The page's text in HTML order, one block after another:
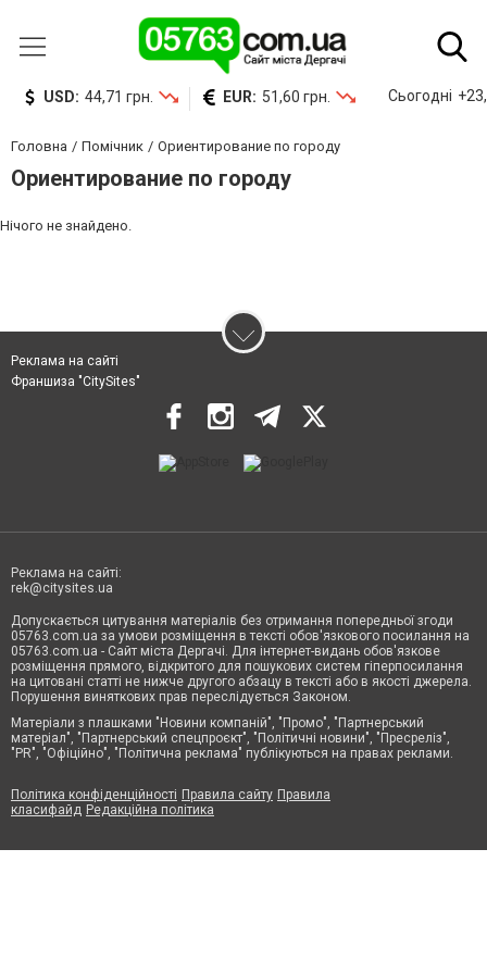
USD: 44,71 грн. EUR: 51,60 грн. Сьогодні
Головна Помічник Ориентирование по городу
Ориентирование по городу
Нічого не знайдено.
Реклама на сайті
Франшиза "CitySites"
Реклама на сайті:
rek@citysites.ua
Допускається цитування матеріалів без отримання попередньої згоди
05763.com.ua за умови розміщення в тексті обов'язкового посилання на
05763.com.ua - Сайт міста Дергачі. Для інтернет-видань обов'язкове
розміщення прямого, відкритого для пошукових систем гіперпосилання
на цитовані статті не нижче другого абзацу в тексті або в якості джерела.
Порушення виняткових прав переслідується Законом.
Матеріали з плашками "Новини компаній", "Промо", "Партнерський
матеріал", "Партнерський спецпроєкт", "Політичні новини", "Пресреліз",
"PR", "Офіційно", "Політична реклама" публікуються на правах реклами.
Політика конфіденційності Правила сайту Правила
класифайд Редакційна політика